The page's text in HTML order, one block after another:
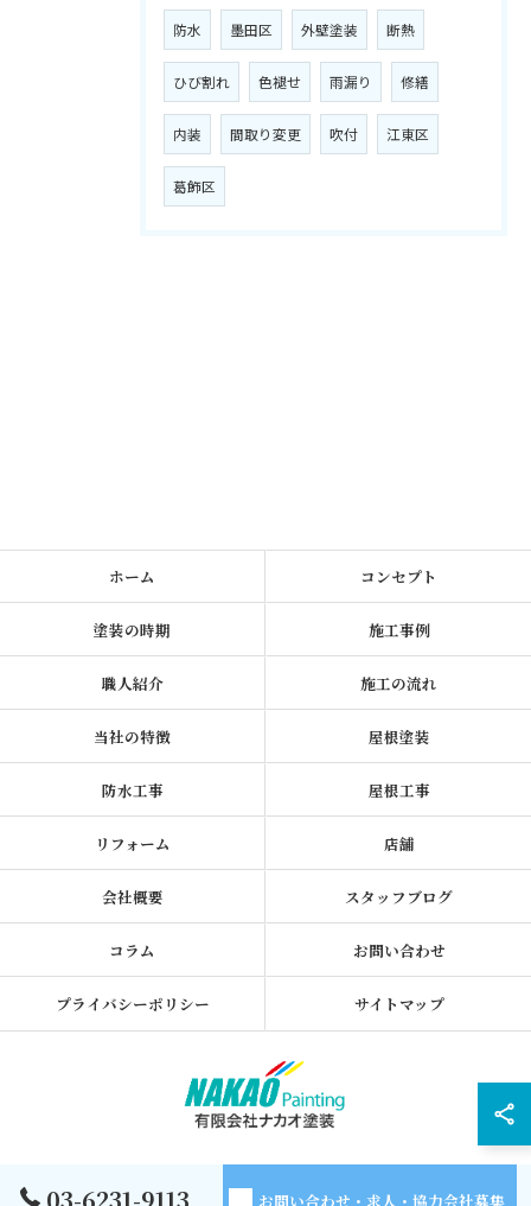
防水 墨田区 外壁塗装 断熱
ひび割れ 色褪せ 雨漏り 修繕
内装 間取り変更 吹付 江東区
葛飾区
お問い合わせ・求人・協力会社募集
ホーム コンセプト
塗装の時期 施工事例
職人紹介 施工の流れ
当社の特徴 屋根塗装
防水工事 屋根工事
リフォーム 店舗
会社概要 スタッフブログ
コラム お問い合わせ
プライバシーポリシー サイトマップ
© 2026 東京都墨田区の外壁塗装なら有限会社ナカオ塗装 ALL RIGHTS